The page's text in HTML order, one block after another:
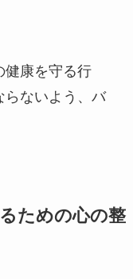
健康を守る行
らないよう、バ
ための心の整